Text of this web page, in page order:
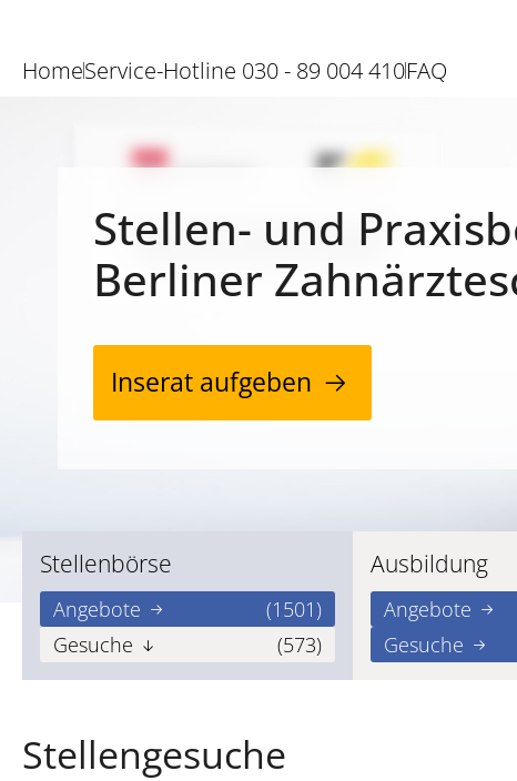
HomeService-Hotline 030 - 89 004 410FAQ
Stellen- und
Berliner
Inserat aufgeben
Stellenbörse
Angebote
(1501)
Gesuche
(573)
Ausbildung
Angebote
Gesuche
Stellengesuche